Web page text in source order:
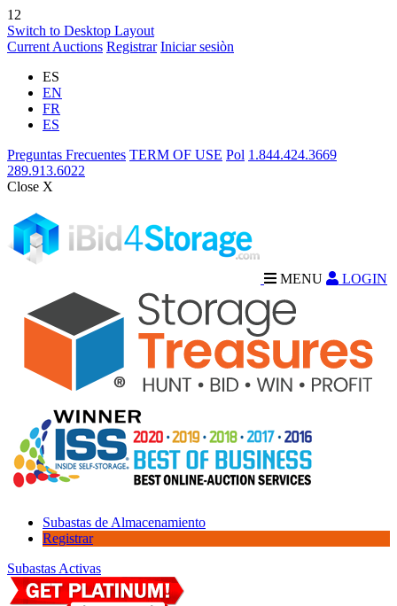
12
Switch to Desktop Layout
Current Auctions Registrar Iniciar sesiòn
ES
EN
FR
ES
Preguntas Frecuentes TERM OF USE Pol 1.844.424.3669
289.913.6022
Close X
MENU LOGIN
Subastas de Almacenamiento
Registrar
Subastas Activas